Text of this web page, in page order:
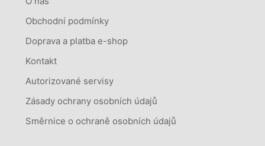
Obchodní podmínky
Doprava a platba e-shop
Kontakt
Autorizované servisy
Zásady ochrany osobních údajů
Směrnice o ochraně osobních údajů